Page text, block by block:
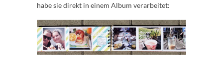
habe sie direkt in einem Album verarbeitet: